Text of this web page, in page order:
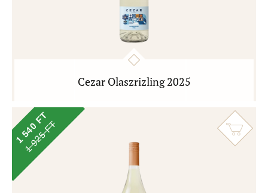
Cezar Olaszrizling 2025
1 540 FT
1 925 FT